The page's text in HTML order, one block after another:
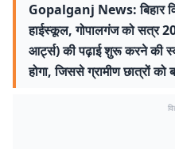
Gopalganj News: बिहार
हाईस्कूल, गोपालगंज को सत्र
आर्ट्स) की पढ़ाई शुरू करने की
होगा, जिससे ग्रामीण छात्रों को